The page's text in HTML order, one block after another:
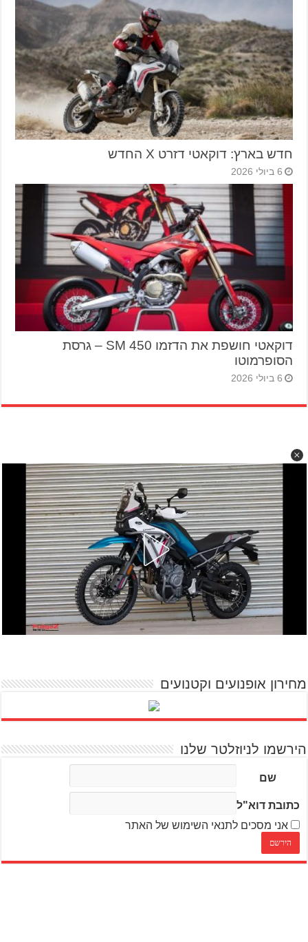
חדש בארץ: דוקאטי דזרט X החדש
6 ביולי 2026
דוקאטי חושפת את הדזמו 450 SM – גרסת
הסופרמוטו
6 ביולי 2026
מחירון אופנועים וקטנועים
הירשמו לניוזלטר שלנו
שם
כתובת דוא"ל
אני מסכים לתנאי השימוש של האתר